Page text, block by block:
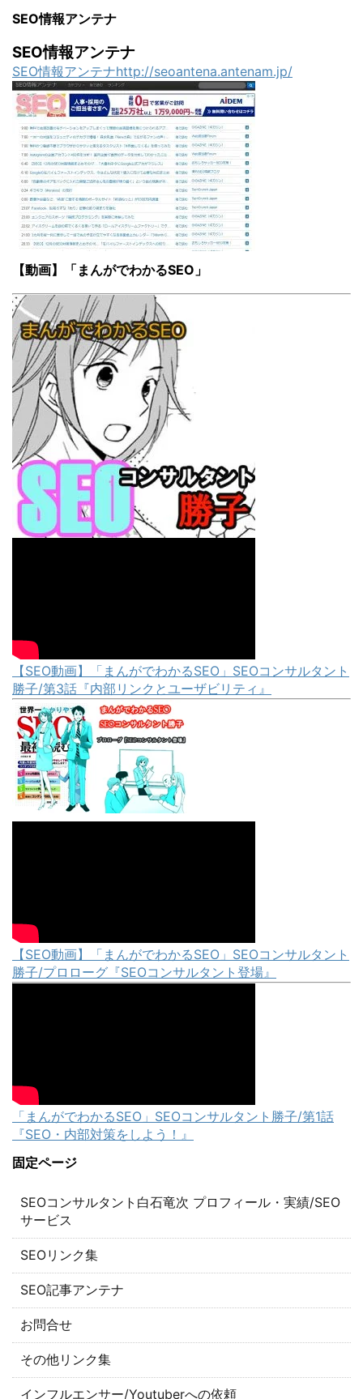
SEO情報アンテナ
SEO情報アンテナ
SEO情報アンテナhttp://seoantena.antenam.jp/
【動画】「まんがでわかるSEO」
【SEO動画】「まんがでわかるSEO」SEOコンサルタント
勝子/第3話『内部リンクとユーザビリティ』
【SEO動画】「まんがでわかるSEO」SEOコンサルタント
勝子/プロローグ『SEOコンサルタント登場』
「まんがでわかるSEO」SEOコンサルタント勝子/第1話
『SEO・内部対策をしよう！』
固定ページ
SEOコンサルタント白石竜次 プロフィール・実績/SEO
サービス
SEOリンク集
SEO記事アンテナ
お問合せ
その他リンク集
インフルエンサー/Youtuberへの依頼